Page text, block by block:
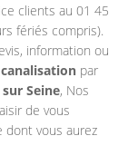
clients au 01 45
fériés compris).
information ou
par
Seine, Nos
de vous
dont vous aurez